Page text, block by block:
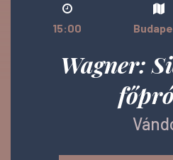
15:00
Wagner: